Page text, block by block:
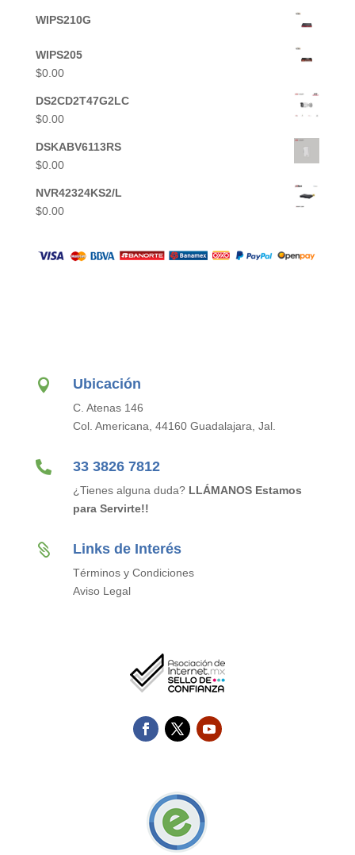
WIPS210G
WIPS205
$0.00
DS2CD2T47G2LC
$0.00
DSKABV6113RS
$0.00
NVR42324KS2/L
$0.00
 Ubicación
C. Atenas 146
Col. Americana, 44160 Guadalajara, Jal.
 33 3826 7812
¿Tienes alguna duda? LLÁMANOS Estamos
para Servirte!!
 Links de Interés
Términos y Condiciones
Aviso Legal